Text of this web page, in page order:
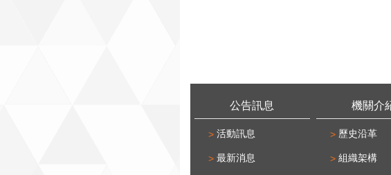
公告訊息
活動訊息
最新消息
機關介
歷史沿革
組織架構